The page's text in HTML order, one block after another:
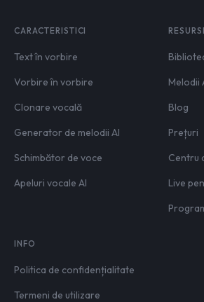
CARACTERISTICI
Text în vorbire
Vorbire în vorbire
Clonare vocală
Generator de melodii AI
Schimbător de voce
Apeluri vocale AI
Melodii
Blog
Prețuri
Centru
Live
INFO
Politica de confidențialitate
Termeni de utilizare